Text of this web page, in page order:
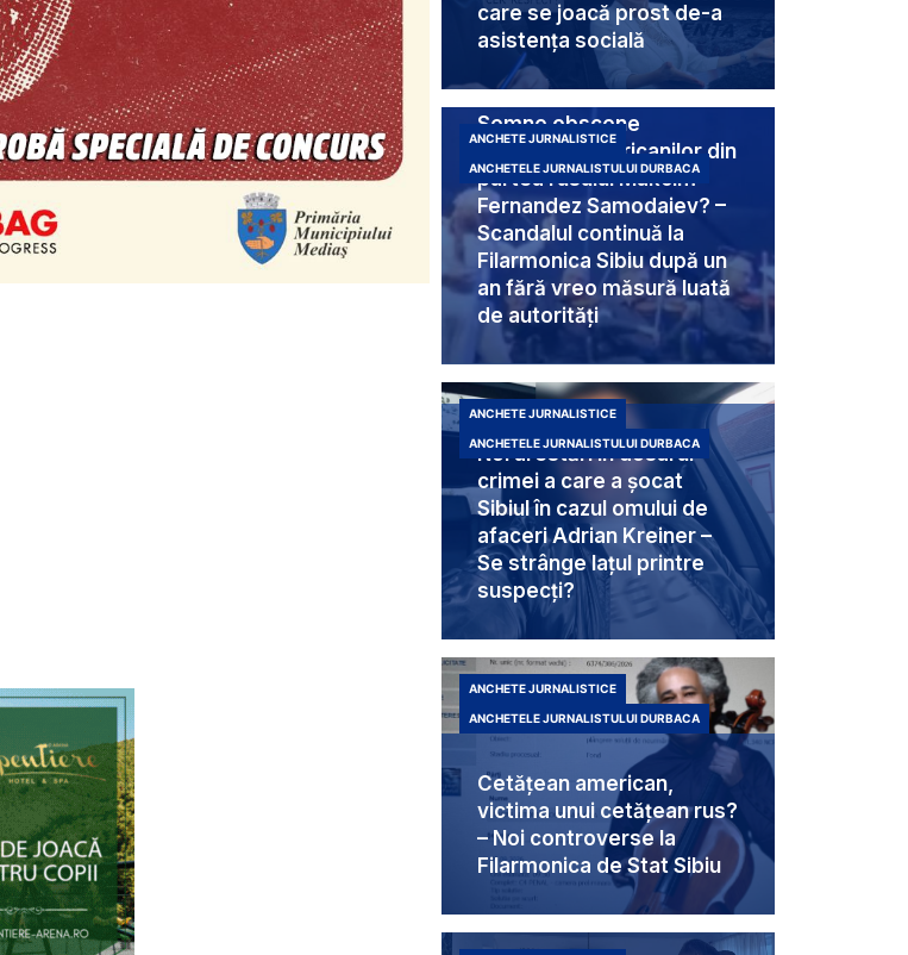
care se joacă prost de-a
asistența socială
Semne obscene
destinate americanilor din
partea rusului Makcim
Fernandez Samodaiev? –
Scandalul continuă la
Filarmonica Sibiu după un
an fără vreo măsură luată
de autorități
ANCHETE JURNALISTICE
ANCHETELE JURNALISTULUI DURBACA
Noi arestări în dosarul
crimei a care a șocat
Sibiul în cazul omului de
afaceri Adrian Kreiner –
Se strânge lațul printre
suspecți?
ANCHETE JURNALISTICE
ANCHETELE JURNALISTULUI DURBACA
Cetățean american,
victima unui cetățean rus?
– Noi controverse la
Filarmonica de Stat Sibiu
ANCHETE JURNALISTICE
ANCHETELE JURNALISTULUI DURBACA